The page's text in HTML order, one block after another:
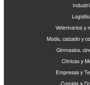
Veterinarios y
Moda, calzado y
Gimnasios,
Clínicas y
Empresas y
Comida a